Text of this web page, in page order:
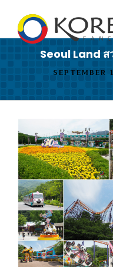
Seoul Land ส
SEPTEMBER